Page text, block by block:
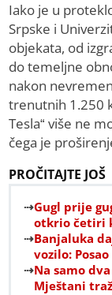
Iako je u
Srpske i
objekata, od
do temeljne
nakon
trenutnih 1.250
Tesla“ više ne
čega je
PROČITAJTE JOŠ
Gugl prije
otkrio četiri
Banjaluka
vozilo:
Na samo
Mještani